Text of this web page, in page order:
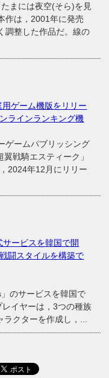
まには夜空(そら)を見
作は，2001年に発売
調整した作品だ。線の
用ゲーム機版をリリー
ラインランキング機
ームパブリッシング
戦騎エスティーク」
2024年12月にリリー
サービスを韓国で開
闘スタイルを構築で
のサービスを韓国で
イヤーは，3つの種族
クターを作成し，...